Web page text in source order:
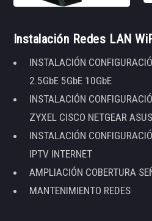
Instalación Redes LAN
INSTALACIÓN
2.5GbE 5GbE 10GbE
INSTALACIÓN
ZYXEL CISCO NETGEAR
INSTALACIÓN
IPTV INTERNET
AMPLIACIÓN COBERTURA
MANTENIMIENTO REDES